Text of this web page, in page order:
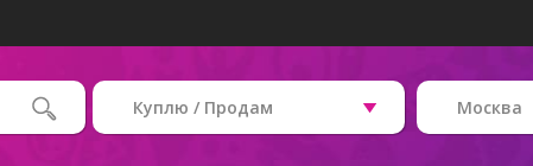
Куплю / Продам Москва